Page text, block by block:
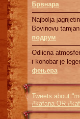
Брвнaрa
Najbolja
Bovinovu
подрум
Odlicna
i konobar je
фењера
Tweets about
#kafana OR